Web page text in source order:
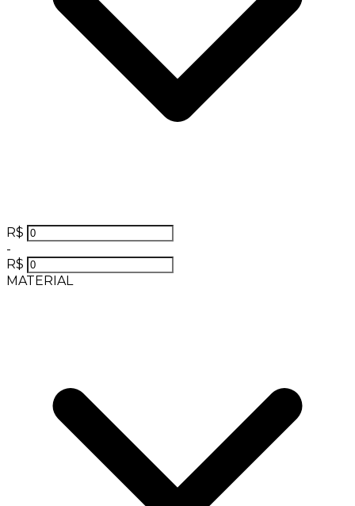
R$
-
R$
MATERIAL